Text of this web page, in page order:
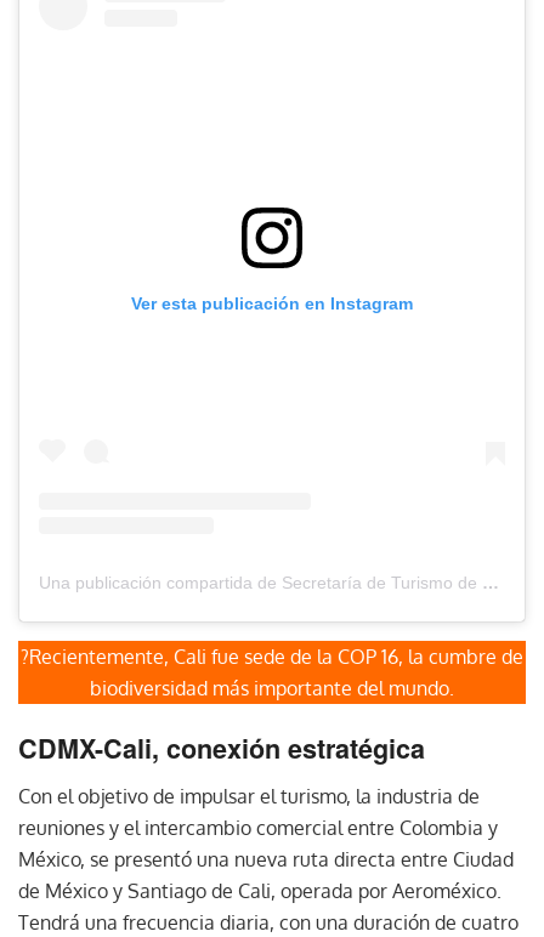
Ver esta publicación en Instagram
Una publicación compartida de Secretaría de Turismo de Cali (@secturismocali)
?Recientemente, Cali fue sede de la COP 16, la cumbre de
biodiversidad más importante del mundo.
CDMX-Cali, conexión estratégica
Con el objetivo de impulsar el turismo, la industria de
reuniones y el intercambio comercial entre Colombia y
México, se presentó una nueva ruta directa entre Ciudad
de México y Santiago de Cali, operada por Aeroméxico.
Tendrá una frecuencia diaria, con una duración de cuatro